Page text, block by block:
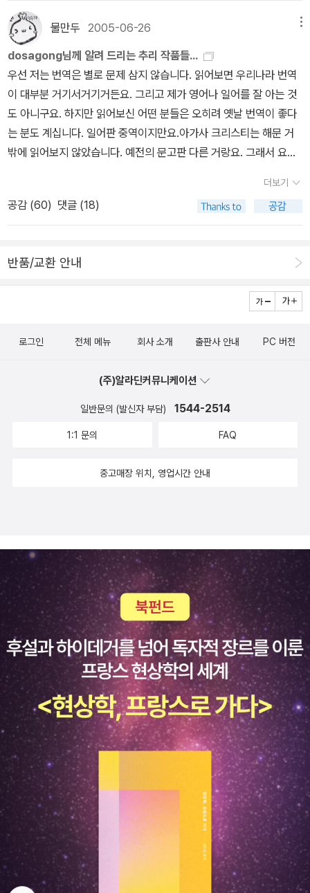
만 역시 판매 부진탓인지 2009년이후 밴다인의 책을 출간하지 않고
있네요. 그러다 보니 밴다인의 추리 소설도 구 동서추리,자유 추리,동
서 DMB,해문,북스피어별로 가지고 있고 앞서 말한대로 판형이 제각
각이라 한데 진열하기도 애매한편이지요.게다가 북스피어에서 유괴
살인 사건을 출간하지 않는한 또 어느 출판사에서 언제 밴다인의 책
을 출간할지 참 답답해 지지요. 위에 앨러리 퀸의 국명시리즈도 각 출
판사별로 다 갖고 있습니다.개인적으로 이번 검은숲에서 전 9권이 다
출간되지 못할 것 같으면 국내에 처음 번역되는 미국 총 미스터리, 샴
쌍둥이 미스터리,스페인 곶 미스터리만이라도 우선 출간 되었으면 하
네요. 아마 웬만한 추리 소설 애독자라면 퀸의 국명 시리즈는 이미 갖
고 있을터이기에 기존의 책을 내놓으면 독자들이 구매를 안해 출판사
즈가 이번에는 정말 다 출간되었으면 합니다.그러면 비록 다소의 돈
자 의사인 뤼세느. 주도면밀한 살인계획은 성공을 거두지만, 사건 직
후 죽은 아내로부터 편지가 날아들기 시작하는데... '디아볼릭'이라는
영화로 널리 알려진 작품. 노옐 칼레프의 '사형대의 엘리베이터'가 함
께 실렸다 재혼문제를 상담하러온 묘령의 젊은 여인은 겁에 질려 횡
설수설하다 달아나버린다. 그녀의 핸드백에는 소형권총과 전보가 들
어있고, 알고 보니 전남편 살해용의를 받고 있는 상태. 민사 이혼소송
과 형사 살인공판이 연결된 사건을 놓고 페리 메이슨 변호사와 루커
스 지방검사가 불꽃 튀는 대결을 벌인다, 이른 초봄의 아침, 가죽 점
음을 멈추었다. 3주가 지난 깊은 밤 그 집의 어린 딸과 보모가 감쪽같
이 모습을 감추고, 20만 달러를 요구하는 협박장이 날아드는데... 암
흑가의 범인들에게 유괴된 대부호의 손녀는 무사히 부모 품으로 돌아
획은 크게 성공하는듯 보이지만 돌연 전속카메라맨이 해고당한 뒤 죽
것이다. <피의 수확> 이후 하드보일드는 도도한 흐름을 형성하며 미
스터리 소설의 주류로 떠오른다. 영미에 이어 미스터리가 큰 인기를
얻은 나라인 일본도 역시 이런 추세에 발 맞추어 마쓰모토 세이초 이
후 사회파 미스터리가 압도적인 주류를 이루게 되었다. 이제 미스터
리 소설들은 여러가지 사회적 부조리를 파헤치기도 하고, 인간의 본
성에 대한 깊은 통찰을 보여주기도 하며, 순문학에 못지 않은 빼어난
문체를 자랑하기도 한다. 어쩌면 현대의 작가들은 자신의 작품이 단
순히 '장르'가 아닌 '문학'으로 기능하고 인정 받기를 바랐는지도 모른
다. 그러다 보니 현대의 작품들은 '장르'적인 특성이 점점 희미해지게
락하는 듯 보였다.본격 추리 소설의 최대 이슈는 '트릭'이다. 황금기에
었다. 엘러리 퀸도 크리스티의 <그리고 아무도 없었다>를 보며 '나도
구상해 오던건데..'라며 탄식을 했다지 않는가. 해 아래 새것이 없다고
했듯이 '트릭의 황제' 존 딕슨 카 이후 더이상 기상천외하고 신선한 트
생애 최대의 트릭이 펼쳐진다.<점성술 살인 사건>은 바로 이러한 '본
려진 50년 전 엘러리 퀸이 세상을 향해 던졌던 '독자에의 도전장'을
다시 손에 들고. 이후 많은 '신본격 미스터리'들이 세상에 나왔지만, <
고, 탐정과 조수가 있고, 명쾌한 해결이 있을 뿐이다. 독자를 현혹하기
리스티로부터 시작된 것이리라. 나의 시작도 역시 마찬가지였으며,
넓어진 취향과 관심거리를 가지게 된 지금에도 미스터리에 대한 이
장르적 편애의 근원은 역시 '본격 추리 소설'에 대한 향수가 아닐런지.
신본격의 기치를 내걸고 시마다 소지의 깃발아래 모인 일군의 작가들
역시 추리 소설 작가가 되기 이전에 이미 이런 매니아로써의 '본격'에
대한 갈증을 갖고 있던 독자들이었을 것이다. 새롭게 정식 출판된 <
점성술 살인사건>을 읽으며, '그래 이맛이야, 이게 추리 소설이지!'라
고 속으로 몇 번이나 되뇌이던 나는 속절없는 구식 추리 소설 독자임
에 틀림없다. 내게 있어 미스터리의 본령은 역시 '본격'이다. 취향이
변하고, 안목이 변하여도 이 생각은 변치 않을 것이다.
0) The Adventures of Ellery Queen (short stories) 1934 엘
러리퀸의 모험11) Halfway House 1936 중간지점의 집12) The
Door Between 1937 13) The Devil to Pay 1938 14) The F
our of Hearts 1938 트럼프 살인 사건 15) The Dragon's Teet
h (Also published as: The Virgin Heiresses) 1939 16) The N
ew Adventures of Ellery Queen (short stories) 1940 신의
등불17) Ellery Queen, Master Detective (Also published as:
The Vanishing Corpse) 1941 18) The Penthouse Mystery
1941 19) The Perfect Crime 1942 20) Calamity Town 194
2 재앙의 거리 Wrightsville 121) There Was an Old Woman (Al
so published as: The Quick and the Dead) 1943 22) The M
ys' Wonder 1948 10일간의 불가사의 Wrightsville 325) Cat of
published as: The Case of the Seven Murders) 1950 일곱
번의 살인사건 Wrightsville 427) The Origin of Evil 1951 악의
기원28) The King Is Dead 1952 킹은 죽었다29) Calendar of
1) The Glass Village 1954 32) QBI: Queen's Bureau of Inve
s 1956 34) Inspector Queen's Own Case 1956 35) The Fi
nishing Stroke 1958 36) The Scrolls of Lysis 1962 37) Th
y 1964 39) The Fourth Side of the Triangle 1965 40) Dea
House of Brass 1968 45) QED: Queen's Experiments in D
etection (short stories) 1968 46) Cop Out 1969 47) Whe
n Fell the Night 1970 48) The Last Woman in His Life 197
0 49) A Fine and Private Place 1971 50) The Blue Movie
Murders 1973 51) Four Men Called John 1976 As 'Barnab
y Ross' 1) The Tragedy of X 1931 X의 비극 2) The Traged
y of Y 1932 Y의 비극 3) The Tragedy of Z 1933 Z의 비
극 4) Drury Lane's Last Case 1933 최후의 비극* Contents
of the Short Story Collections:The Adventures of Ellery Q
ueen (1934) *The Adventure of the African Traveler *The
Adventure of the Bearded Lady *The Adventure of the Gla
ss-Domed Clock *The Adventure of the Hanging Acrobat
*The Adventure of the Invisible Lover *The Adventure of t
he Mad Tea-Party *The Adventure of the One-Penny Bla
ck *The Adventure of the Seven Black Cats *The Adventu
re of the Teakwood Case *The Adventure of the Three La
me Men *The Adventure of the 'Two-Headed Dog' The N
ew Adventures of Ellery Queen (1940) *The Adventure of
물만두 2005-06-26
dosagong님께 알려 드리는 추리 작품들...
우선 저는 번역은 별로 문제 삼지 않습니다. 읽어보면 우리나라 번역
이 대부분 거기서거기거든요. 그리고 제가 영어나 일어를 잘 아는 것
도 아니구요. 하지만 읽어보신 어떤 분들은 오히려 옛날 번역이 좋다
는 분도 계십니다. 일어판 중역이지만요.아가사 크리스티는 해문 거
밖에 읽어보지 않았습니다. 예전의 문고판 다른 거랑요. 그래서 요즘
만 80권을 모두 보실 생각이라면 해문을 권해드립니다.황금가지에서
80권이 다 출판된다면 모르지만요. 메이저 출판사는 판매가 저조하
면 중단하는 경향이 있거든요. 하지만 문고판이나 번역이 옛날 것이
하시는 게 가장 좋다고 생각합니다.뤼팽 시리즈는 까치책방에서 출판
된 것이 가장 좋습니다. 우리나라에만 최초로 번역된 것도 있고 번역
하신 분이 아주 공들여 번역하신 겁니다.홈즈 시리즈는 저는 황금가
시더군요. 번역하신 분이 더 잘 번역하셨다고 합니다.그 밖의 책으로
귀본을 보시려면 동서미스테리북스를 보시기 바랍니다.요즘 노블하
우스에서 출판되는 퍼트리샤 콘웰의 스카페타 시리즈와 찬우물의 C
다. 혹 올렸을지 모르지만 다시 한번 올립니다. 당신이 죽기 전에 읽어
Rue Morgue, 1841 / Edgar Allan Poe (모두들 알다시피 탐정
na Katherine Green (미국 최초의 베스트셀러이자 그린을 '탐정
소설의 어머니'로 만든 작품.) 4. 홈즈의 모험 The Adventure of
S. Holmes / Arthur Conan Doyle 5. 홈즈의 회상 The Memoir
s of S. Holmes 6. 홈즈의 귀환 The Return of S. Holmes 7.
바스커빌가의 개 The hound of The Baskervilles 8. 브라운 신
부의 동심 1911 / G.K. Chesterton 9. 브라운 신부의 지혜 1914
10. 노란방의 비밀 Le Myst re de la Chambre Jaune, 1907 / G
aston Leroux (본격적인 밀실살인을 최초로 다룬 추리 소설) 11.
813의 비밀 Huit cent treize, 1910 / Maurice Leblanc 12. 사
나이의 목 La T te d'un Homme, 1931 / Georges Simenon 13.
단지 조금 이상해 보이는 사람들 1928 / Karel Capek 민음사 14.
픽션들 Ficciones/J.L. Borges 민음사 15. 오리시스의 눈 The E
ye of Osiris, 1911 / R. Austin Freeman 16. 통 The Cask, 192
0/Freeman Wills Crofts (리얼리즘 추리소설의 걸작) 17. 크로이
든 발 12시 30분 The 12:30 from Croydon, 1934 / Freeman W
ilis Crofts 18. 백모 살인사건 The Murder of My Aunt, 1934 /
Richard Hull (최초의 도서 추리소설) 19. 미궁과 사건부/ Roy
Vikers 20. 애크로이드 살인사건 1926 / Agatha Christie 21. A
더보기
공감 (60) 댓글 (18)
반품/교환 안내
로그인 전체 메뉴 회사 소개 출판사 안내 PC 버전
(주)알라딘커뮤니케이션
일반문의 (발신자 부담) 1544-2514
1:1 문의 FAQ
중고매장 위치, 영업시간 안내